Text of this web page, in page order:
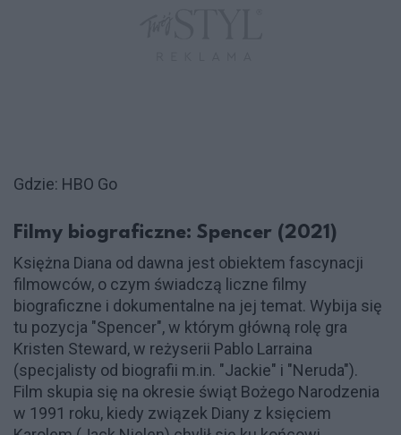
Gdzie: HBO Go
Filmy biograficzne: Spencer (2021)
Księżna Diana od dawna jest obiektem fascynacji
filmowców, o czym świadczą liczne filmy
biograficzne i dokumentalne na jej temat. Wybija się
tu pozycja "Spencer", w którym główną rolę gra
Kristen Steward, w reżyserii Pablo Larraina
(specjalisty od biografii m.in. "Jackie" i "Neruda").
Film skupia się na okresie świąt Bożego Narodzenia
w 1991 roku, kiedy związek Diany z księciem